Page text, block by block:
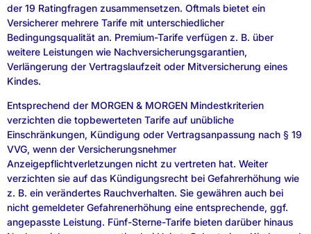
der 19 Ratingfragen zusammensetzen. Oftmals bietet ein
Versicherer mehrere Tarife mit unterschiedlicher
Bedingungsqualität an. Premium-Tarife verfügen z. B. über
weitere Leistungen wie Nachversicherungsgarantien,
Verlängerung der Vertragslaufzeit oder Mitversicherung eines
Kindes.
Entsprechend der MORGEN & MORGEN Mindestkriterien
verzichten die topbewerteten Tarife auf unübliche
Einschränkungen, Kündigung oder Vertragsanpassung nach § 19
VVG, wenn der Versicherungsnehmer
Anzeigepflichtverletzungen nicht zu vertreten hat. Weiter
verzichten sie auf das Kündigungsrecht bei Gefahrerhöhung wie
z. B. ein verändertes Rauchverhalten. Sie gewähren auch bei
nicht gemeldeter Gefahrenerhöhung eine entsprechende, ggf.
angepasste Leistung. Fünf-Sterne-Tarife bieten darüber hinaus